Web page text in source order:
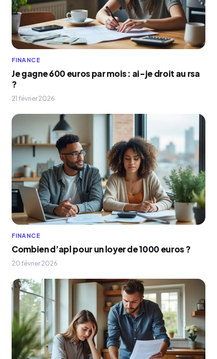
FINANCE
Je gagne 600 euros par mois : ai-je droit au rsa
?
21 février 2026
FINANCE
Combien d’apl pour un loyer de 1000 euros ?
20 février 2026